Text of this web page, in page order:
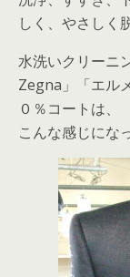
しく、やさしく
水洗いクリーニ
Zegna」「エル
０％コートは、
こんな感じにな